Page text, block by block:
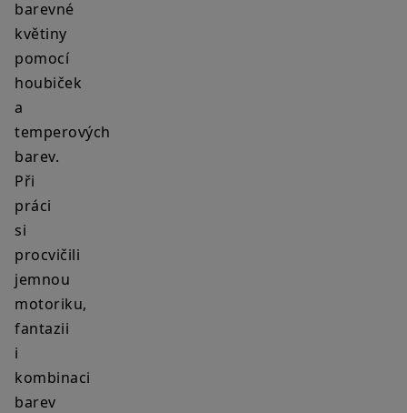
barevné
květiny
pomocí
houbiček
a
temperových
barev.
Při
práci
si
procvičili
jemnou
motoriku,
fantazii
i
kombinaci
barev